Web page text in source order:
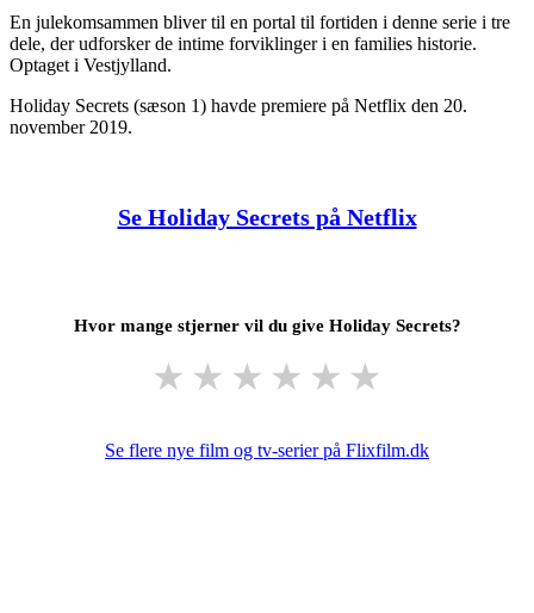
En julekomsammen bliver til en portal til fortiden i denne serie i tre
dele, der udforsker de intime forviklinger i en families historie.
Optaget i Vestjylland.
Holiday Secrets (sæson 1) havde premiere på Netflix den 20.
november 2019.
Se Holiday Secrets på Netflix
Hvor mange stjerner vil du give Holiday Secrets?
★ ★ ★ ★ ★ ★
Se flere nye film og tv-serier på Flixfilm.dk